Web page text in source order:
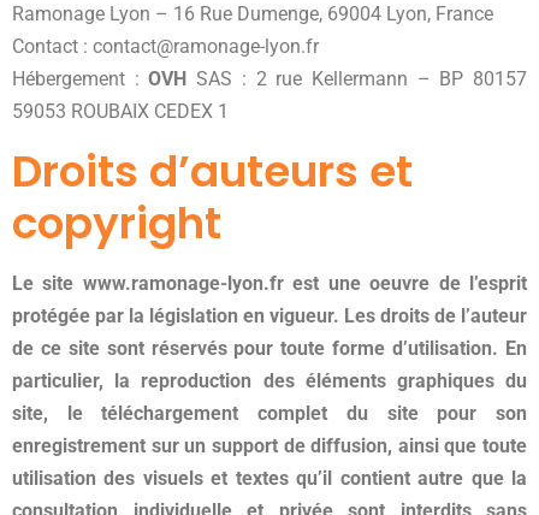
Ramonage Lyon – 16 Rue Dumenge, 69004 Lyon, France
Contact : contact@ramonage-lyon.fr
Hébergement :OVH SAS : 2 rue Kellermann – BP 80157
59053 ROUBAIX CEDEX 1
Droits d’auteurs et
copyright
Le site www.ramonage-lyon.frest une oeuvre de l’esprit
protégée par la législation en vigueur. Les droits de l’auteur
de ce site sont réservés pour toute forme d’utilisation. En
particulier, la reproduction des éléments graphiques du
site, le téléchargement complet du site pour son
enregistrement sur un support de diffusion, ainsi que toute
utilisation des visuels et textes qu’il contient autre que la
consultation individuelle et privée sont interdits sans